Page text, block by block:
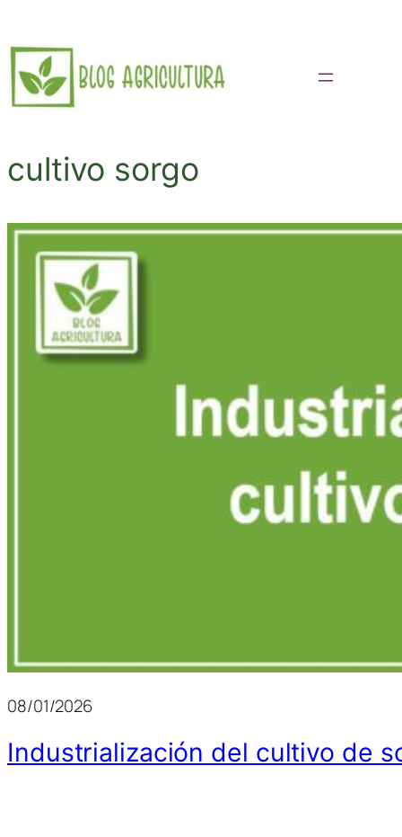
Saltar
al
contenido
cultivo sorgo
08/01/2026
Industrialización del cultivo de